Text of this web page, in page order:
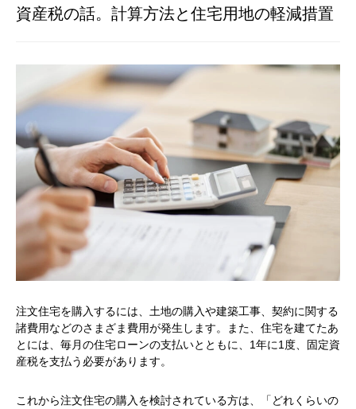
資産税の話。計算方法と住宅用地の軽減措置
注文住宅を購入するには、土地の購入や建築工事、契約に関する
諸費用などのさまざま費用が発生します。また、住宅を建てたあ
とには、毎月の住宅ローンの支払いとともに、1年に1度、固定資
産税を支払う必要があります。
これから注文住宅の購入を検討されている方は、「どれくらいの